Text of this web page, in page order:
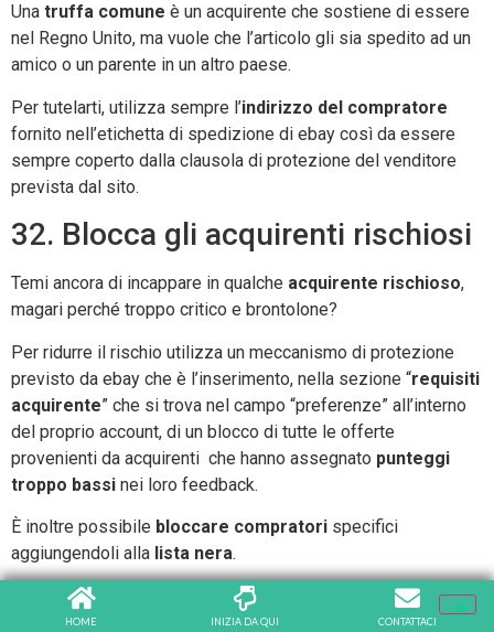
Una truffa comune è un acquirente che sostiene di essere
nel Regno Unito, ma vuole che l’articolo gli sia spedito ad un
amico o un parente in un altro paese.
Per tutelarti, utilizza sempre l’indirizzo del compratore
fornito nell’etichetta di spedizione di ebay così da essere
sempre coperto dalla clausola di protezione del venditore
prevista dal sito.
32. Blocca gli acquirenti rischiosi
Temi ancora di incappare in qualche acquirente rischioso,
magari perché troppo critico e brontolone?
Per ridurre il rischio utilizza un meccanismo di protezione
previsto da ebay che è l’inserimento, nella sezione “requisiti
acquirente” che si trova nel campo “preferenze” all’interno
del proprio account, di un blocco di tutte le offerte
provenienti da acquirenti che hanno assegnato punteggi
troppo bassi nei loro feedback.
È inoltre possibile bloccare compratori specifici
aggiungendoli alla lista nera.
Naturalmente molti feedback negativi sono giustificati,
tuttavia ci sono anche alcuni compratori che tendono a dare
HOME INIZIA DA QUI CONTATTACI